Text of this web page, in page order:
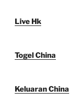
Live Hk
Togel China
Keluaran China